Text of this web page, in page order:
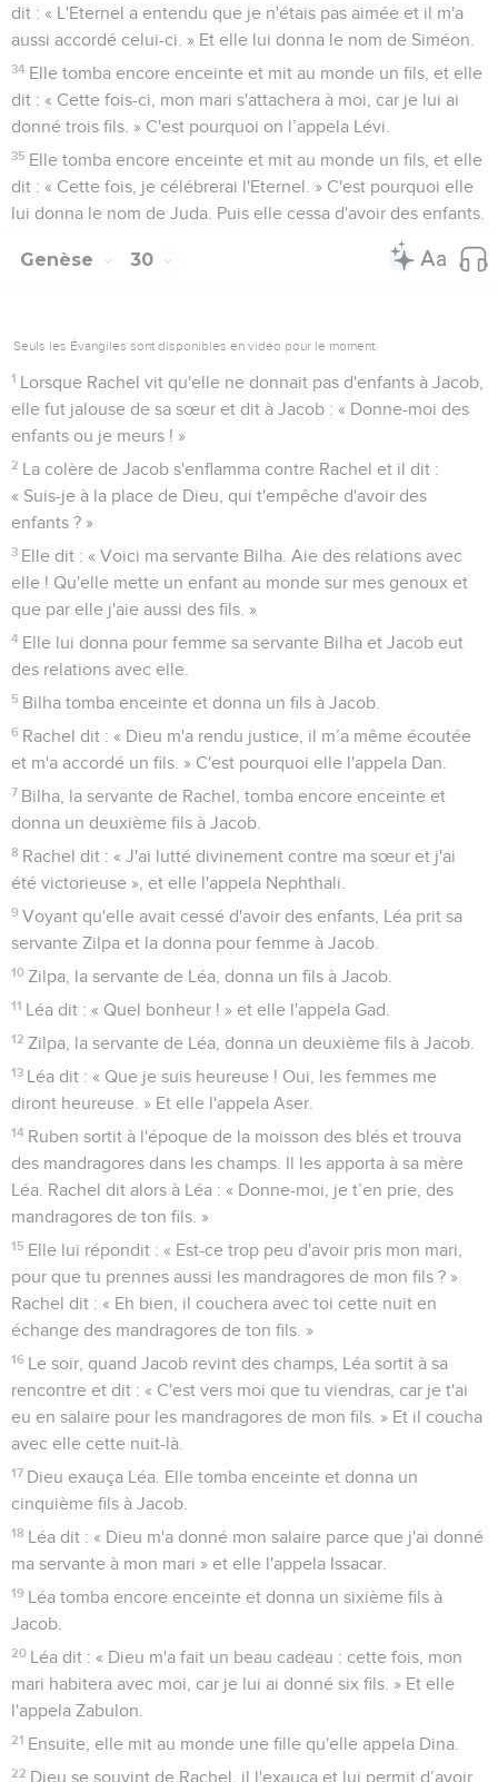
dit : « L'Eternel a entendu que je n'étais pas aimée et il m'a
aussi accordé celui-ci. » Et elle lui donna le nom de Siméon.
34 Elle tomba encore enceinte et mit au monde un fils, et elle
dit : « Cette fois-ci, mon mari s'attachera à moi, car je lui ai
donné trois fils. » C'est pourquoi on l’appela Lévi.
35 Elle tomba encore enceinte et mit au monde un fils, et elle
dit : « Cette fois, je célébrerai l'Eternel. » C'est pourquoi elle
lui donna le nom de Juda. Puis elle cessa d'avoir des enfants.
Genèse 30
Seuls les Évangiles sont disponibles en vidéo pour le moment.
1 Lorsque Rachel vit qu'elle ne donnait pas d'enfants à Jacob,
elle fut jalouse de sa sœur et dit à Jacob : « Donne-moi des
enfants ou je meurs ! »
2 La colère de Jacob s'enflamma contre Rachel et il dit :
« Suis-je à la place de Dieu, qui t'empêche d'avoir des
enfants ? »
3 Elle dit : « Voici ma servante Bilha. Aie des relations avec
elle ! Qu'elle mette un enfant au monde sur mes genoux et
que par elle j'aie aussi des fils. »
4 Elle lui donna pour femme sa servante Bilha et Jacob eut
des relations avec elle.
5 Bilha tomba enceinte et donna un fils à Jacob.
6 Rachel dit : « Dieu m'a rendu justice, il m’a même écoutée
et m'a accordé un fils. » C'est pourquoi elle l'appela Dan.
7 Bilha, la servante de Rachel, tomba encore enceinte et
donna un deuxième fils à Jacob.
8 Rachel dit : « J'ai lutté divinement contre ma sœur et j'ai
été victorieuse », et elle l'appela Nephthali.
9 Voyant qu'elle avait cessé d'avoir des enfants, Léa prit sa
servante Zilpa et la donna pour femme à Jacob.
10 Zilpa, la servante de Léa, donna un fils à Jacob.
11 Léa dit : « Quel bonheur ! » et elle l'appela Gad.
12 Zilpa, la servante de Léa, donna un deuxième fils à Jacob.
13 Léa dit : « Que je suis heureuse ! Oui, les femmes me
diront heureuse. » Et elle l'appela Aser.
14 Ruben sortit à l'époque de la moisson des blés et trouva
des mandragores dans les champs. Il les apporta à sa mère
Léa. Rachel dit alors à Léa : « Donne-moi, je t’en prie, des
mandragores de ton fils. »
15 Elle lui répondit : « Est-ce trop peu d'avoir pris mon mari,
pour que tu prennes aussi les mandragores de mon fils ? »
Rachel dit : « Eh bien, il couchera avec toi cette nuit en
échange des mandragores de ton fils. »
16 Le soir, quand Jacob revint des champs, Léa sortit à sa
rencontre et dit : « C'est vers moi que tu viendras, car je t'ai
eu en salaire pour les mandragores de mon fils. » Et il coucha
avec elle cette nuit-là.
17 Dieu exauça Léa. Elle tomba enceinte et donna un
cinquième fils à Jacob.
18 Léa dit : « Dieu m'a donné mon salaire parce que j'ai donné
ma servante à mon mari » et elle l'appela Issacar.
19 Léa tomba encore enceinte et donna un sixième fils à
Jacob.
20 Léa dit : « Dieu m'a fait un beau cadeau : cette fois, mon
mari habitera avec moi, car je lui ai donné six fils. » Et elle
l'appela Zabulon.
21 Ensuite, elle mit au monde une fille qu'elle appela Dina.
22 Dieu se souvint de Rachel, il l'exauça et lui permit d’avoir